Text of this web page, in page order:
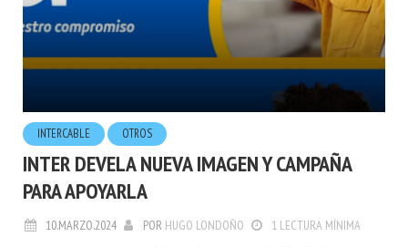
INTERCABLE OTROS
INTER DEVELA NUEVA IMAGEN Y CAMPAÑA
PARA APOYARLA
10.MARZO.2024 POR HUGO LONDOÑO 1 LECTURA MÍNIMA